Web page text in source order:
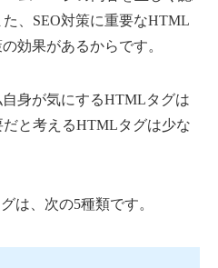
、SEO対策に重要なHTML
効果があるからです。
身が気にするHTMLタグは
と考えるHTMLタグは少な
は、次の5種類です。